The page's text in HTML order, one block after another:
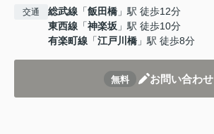
交通 総武線 「飯田橋 」駅 徒歩12分
東西線 「神楽坂 」駅 徒歩10分
有楽町線 「江戸川橋 」駅 徒歩8分
無料 お問い合わせ